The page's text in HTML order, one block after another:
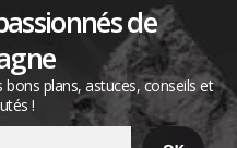
de
plans, astuces, conseils et
!